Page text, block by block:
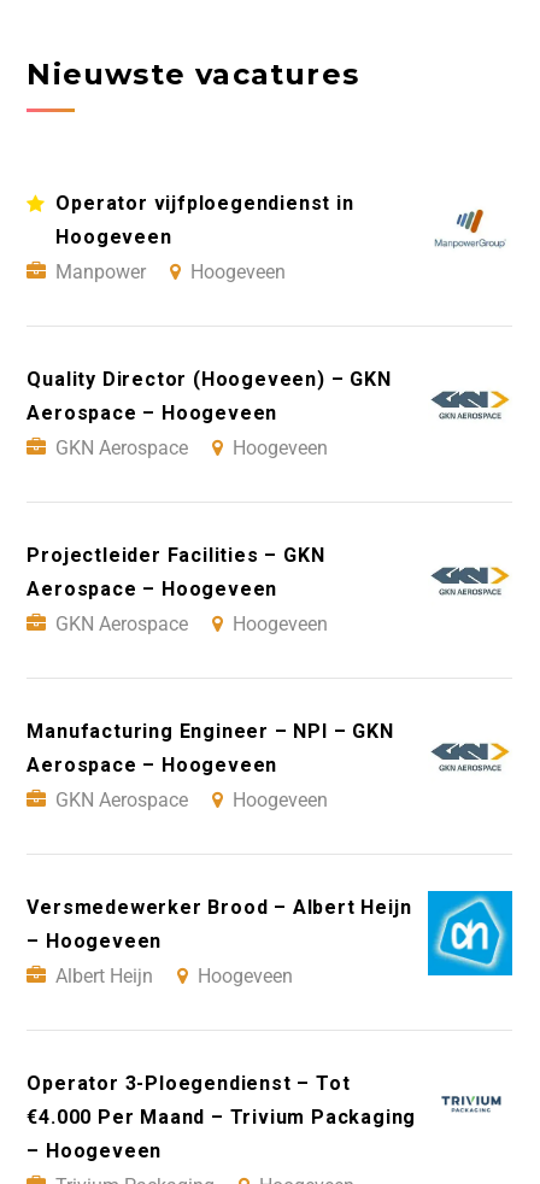
Nieuwste vacatures
Operator vijfploegendienst in
Hoogeveen
Manpower
Hoogeveen
Quality Director (Hoogeveen) – GKN
Aerospace – Hoogeveen
GKN Aerospace
Hoogeveen
Projectleider Facilities – GKN
Aerospace – Hoogeveen
GKN Aerospace
Hoogeveen
Manufacturing Engineer – NPI – GKN
Aerospace – Hoogeveen
GKN Aerospace
Hoogeveen
Versmedewerker Brood – Albert Heijn
– Hoogeveen
Albert Heijn
Hoogeveen
Operator 3-Ploegendienst – Tot
€4.000 Per Maand – Trivium Packaging
– Hoogeveen